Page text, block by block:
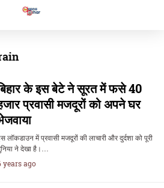
के इस बेटे ने सूरत में फसे 40
प्रवासी मजदूरों को अपने घर
लॉकडाउन में प्रवासी मजदूरों की लाचारी और दुर्दशा को पूरी
ने देखा है।…
years ago